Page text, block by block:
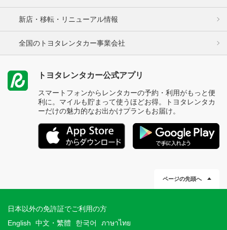
新店・移転・リニューアル情報
全国のトヨタレンタカー事業会社
トヨタレンタカー公式アプリ
スマートフォンからレンタカーの予約・利用がもっと便
利に。マイルも貯まって使うほどお得。トヨタレンタカ
ーだけの魅力的なお出かけプランもお届け。
ページの先頭へ
日本以外の免許証でご利用の方
English
中文・繁體 한국어 ภาษาไทย